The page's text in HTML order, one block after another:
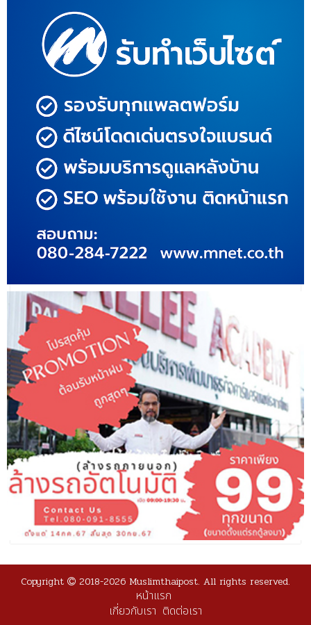
Copyright 2018-2026 Muslimthaipost. All rights reserved.
หน้าแรก
เกี่ยวกับเรา ติดต่อเรา